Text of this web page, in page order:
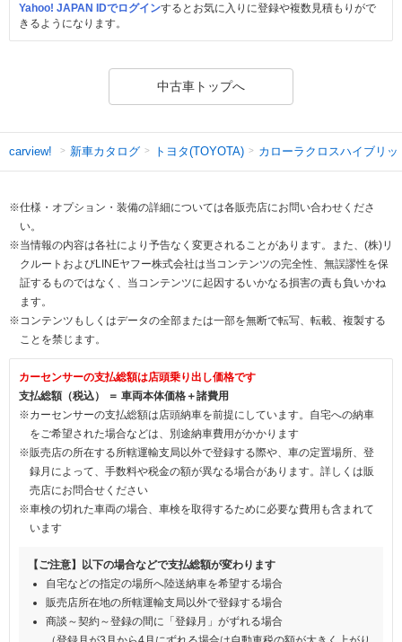
Yahoo! JAPAN IDでログインするとお気に入りに登録や複数見積もりがで
きるようになります。
中古車トップへ
carview! 新車カタログ トヨタ(TOYOTA) カローラクロスハイブリッ
※仕様・オプション・装備の詳細については各販売店にお問い合わせくださ
い。
※当情報の内容は各社により予告なく変更されることがあります。また、(株)リ
クルートおよびLINEヤフー株式会社は当コンテンツの完全性、無誤謬性を保
証するものではなく、当コンテンツに起因するいかなる損害の責も負いかね
ます。
※コンテンツもしくはデータの全部または一部を無断で転写、転載、複製する
ことを禁じます。
カーセンサーの支払総額は店頭乗り出し価格です
支払総額（税込） ＝ 車両本体価格＋諸費用
※カーセンサーの支払総額は店頭納車を前提にしています。自宅への納車
をご希望された場合などは、別途納車費用がかかります
※販売店の所在する所轄運輸支局以外で登録する際や、車の定置場所、登
録月によって、手数料や税金の額が異なる場合があります。詳しくは販
売店にお問合せください
※車検の切れた車両の場合、車検を取得するために必要な費用も含まれて
います
【ご注意】以下の場合などで支払総額が変わります
自宅などの指定の場所へ陸送納車を希望する場合
販売店所在地の所轄運輸支局以外で登録する場合
商談～契約～登録の間に「登録月」がずれる場合